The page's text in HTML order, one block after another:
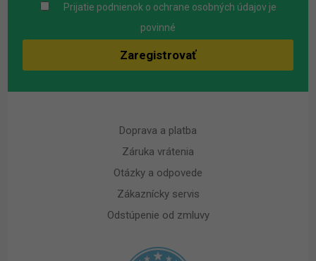
Prijatie podnienok o ochrane osobných údajov je
povinné
Doprava a platba
Záruka vrátenia
Otázky a odpovede
Zákaznícky servis
Odstúpenie od zmluvy